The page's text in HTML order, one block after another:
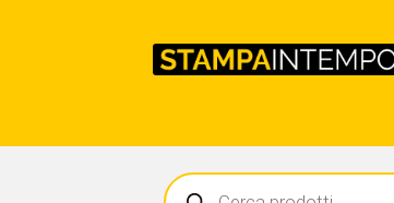
Ricerca
prodotti